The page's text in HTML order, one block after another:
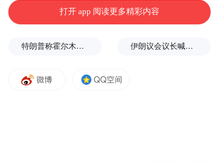
打开 app 阅读更多精彩内容
特朗普称霍尔木兹海峡协议尚未达成，正参与相关谈判 伊朗议会议长喊话：别再作秀了！